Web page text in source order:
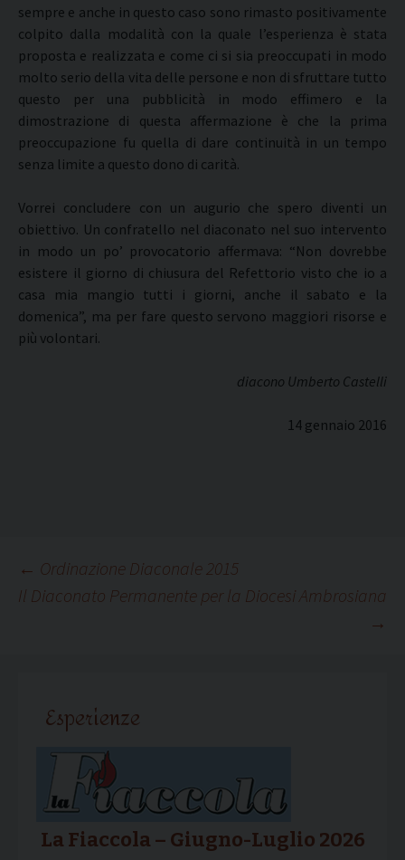
sempre e anche in questo caso sono rimasto positivamente
colpito dalla modalità con la quale l’esperienza è stata
proposta e realizzata e come ci si sia preoccupati in modo
molto serio della vita delle persone e non di sfruttare tutto
questo per una pubblicità in modo effimero e la
dimostrazione di questa affermazione è che la prima
preoccupazione fu quella di dare continuità in un tempo
senza limite a questo dono di carità.
Vorrei concludere con un augurio che spero diventi un
obiettivo. Un confratello nel diaconato nel suo intervento
in modo un po’ provocatorio affermava: “Non dovrebbe
esistere il giorno di chiusura del Refettorio visto che io a
casa mia mangio tutti i giorni, anche il sabato e la
domenica”, ma per fare questo servono maggiori risorse e
più volontari.
diacono Umberto Castelli
14 gennaio 2016
Navigazione
← Ordinazione Diaconale 2015
Il Diaconato Permanente per la Diocesi Ambrosiana
→
Esperienze
La Fiaccola – Giugno-Luglio 2026